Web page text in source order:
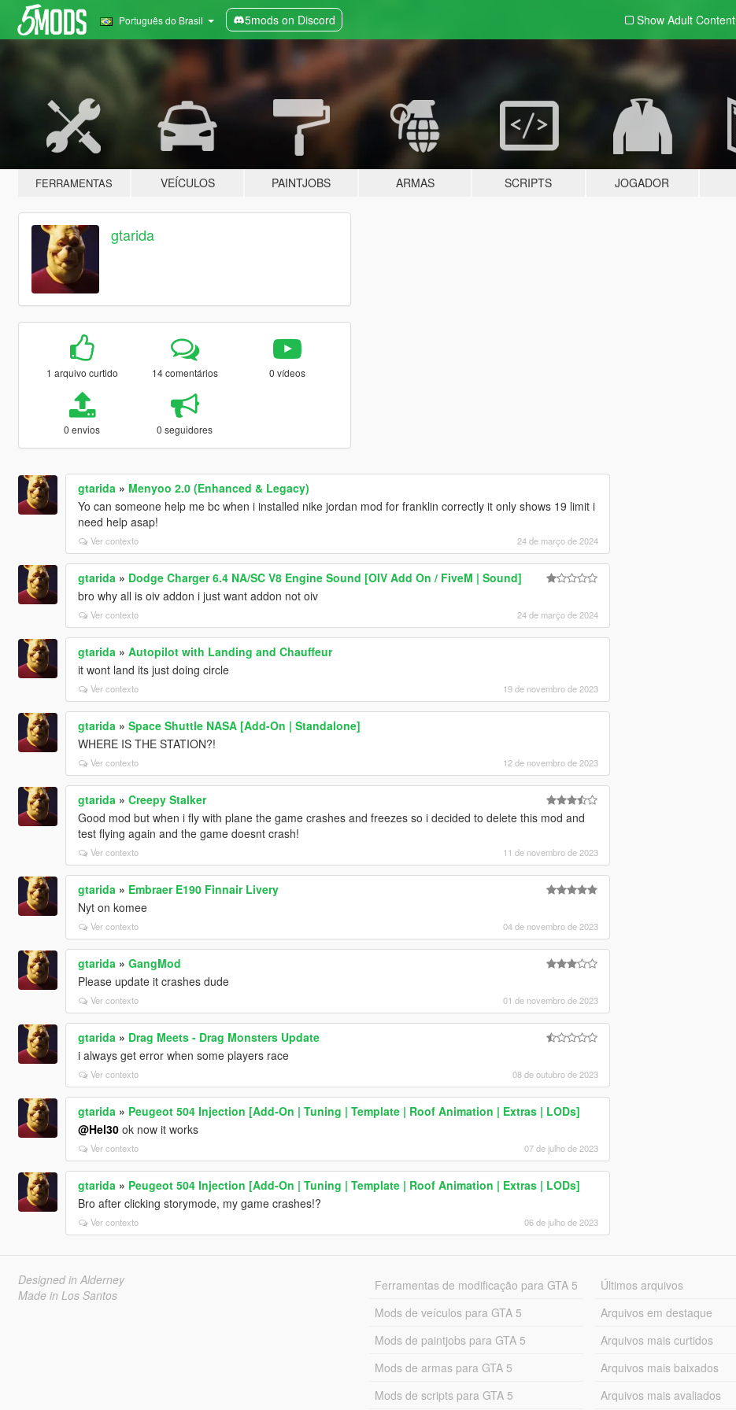
Português do Brasil 5mods on Discord Show Adult Content
FERRAMENTAS VEÍCULOS PAINTJOBS ARMAS SCRIPTS JOGADOR
gtarida
1 arquivo curtido 14 comentários 0 vídeos
0 envios 0 seguidores
gtarida » Menyoo 2.0 (Enhanced & Legacy)
Yo can someone help me bc when i installed nike jordan mod for franklin correctly it only shows 19 limit i
need help asap!
Ver contexto 24 de março de 2024
gtarida » Dodge Charger 6.4 NA/SC V8 Engine Sound [OIV Add On / FiveM | Sound]
bro why all is oiv addon i just want addon not oiv
Ver contexto 24 de março de 2024
gtarida » Autopilot with Landing and Chauffeur
it wont land its just doing circle
Ver contexto 19 de novembro de 2023
gtarida » Space Shuttle NASA [Add-On | Standalone]
WHERE IS THE STATION?!
Ver contexto 12 de novembro de 2023
gtarida » Creepy Stalker
Good mod but when i fly with plane the game crashes and freezes so i decided to delete this mod and
test flying again and the game doesnt crash!
Ver contexto 11 de novembro de 2023
gtarida » Embraer E190 Finnair Livery
Nyt on komee
Ver contexto 04 de novembro de 2023
gtarida » GangMod
Please update it crashes dude
Ver contexto 01 de novembro de 2023
gtarida » Drag Meets - Drag Monsters Update
i always get error when some players race
Ver contexto 08 de outubro de 2023
gtarida » Peugeot 504 Injection [Add-On | Tuning | Template | Roof Animation | Extras | LODs]
@Hel30ok now it works
Ver contexto 07 de julho de 2023
gtarida » Peugeot 504 Injection [Add-On | Tuning | Template | Roof Animation | Extras | LODs]
Bro after clicking storymode, my game crashes!?
Ver contexto 06 de julho de 2023
Designed in Alderney
Made in Los Santos
Ferramentas de modificação para GTA 5
Mods de veículos para GTA 5
Mods de paintjobs para GTA 5
Mods de armas para GTA 5
Mods de scripts para GTA 5
Últimos arquivos
Arquivos em destaque
Arquivos mais curtidos
Arquivos mais baixados
Arquivos mais avaliados